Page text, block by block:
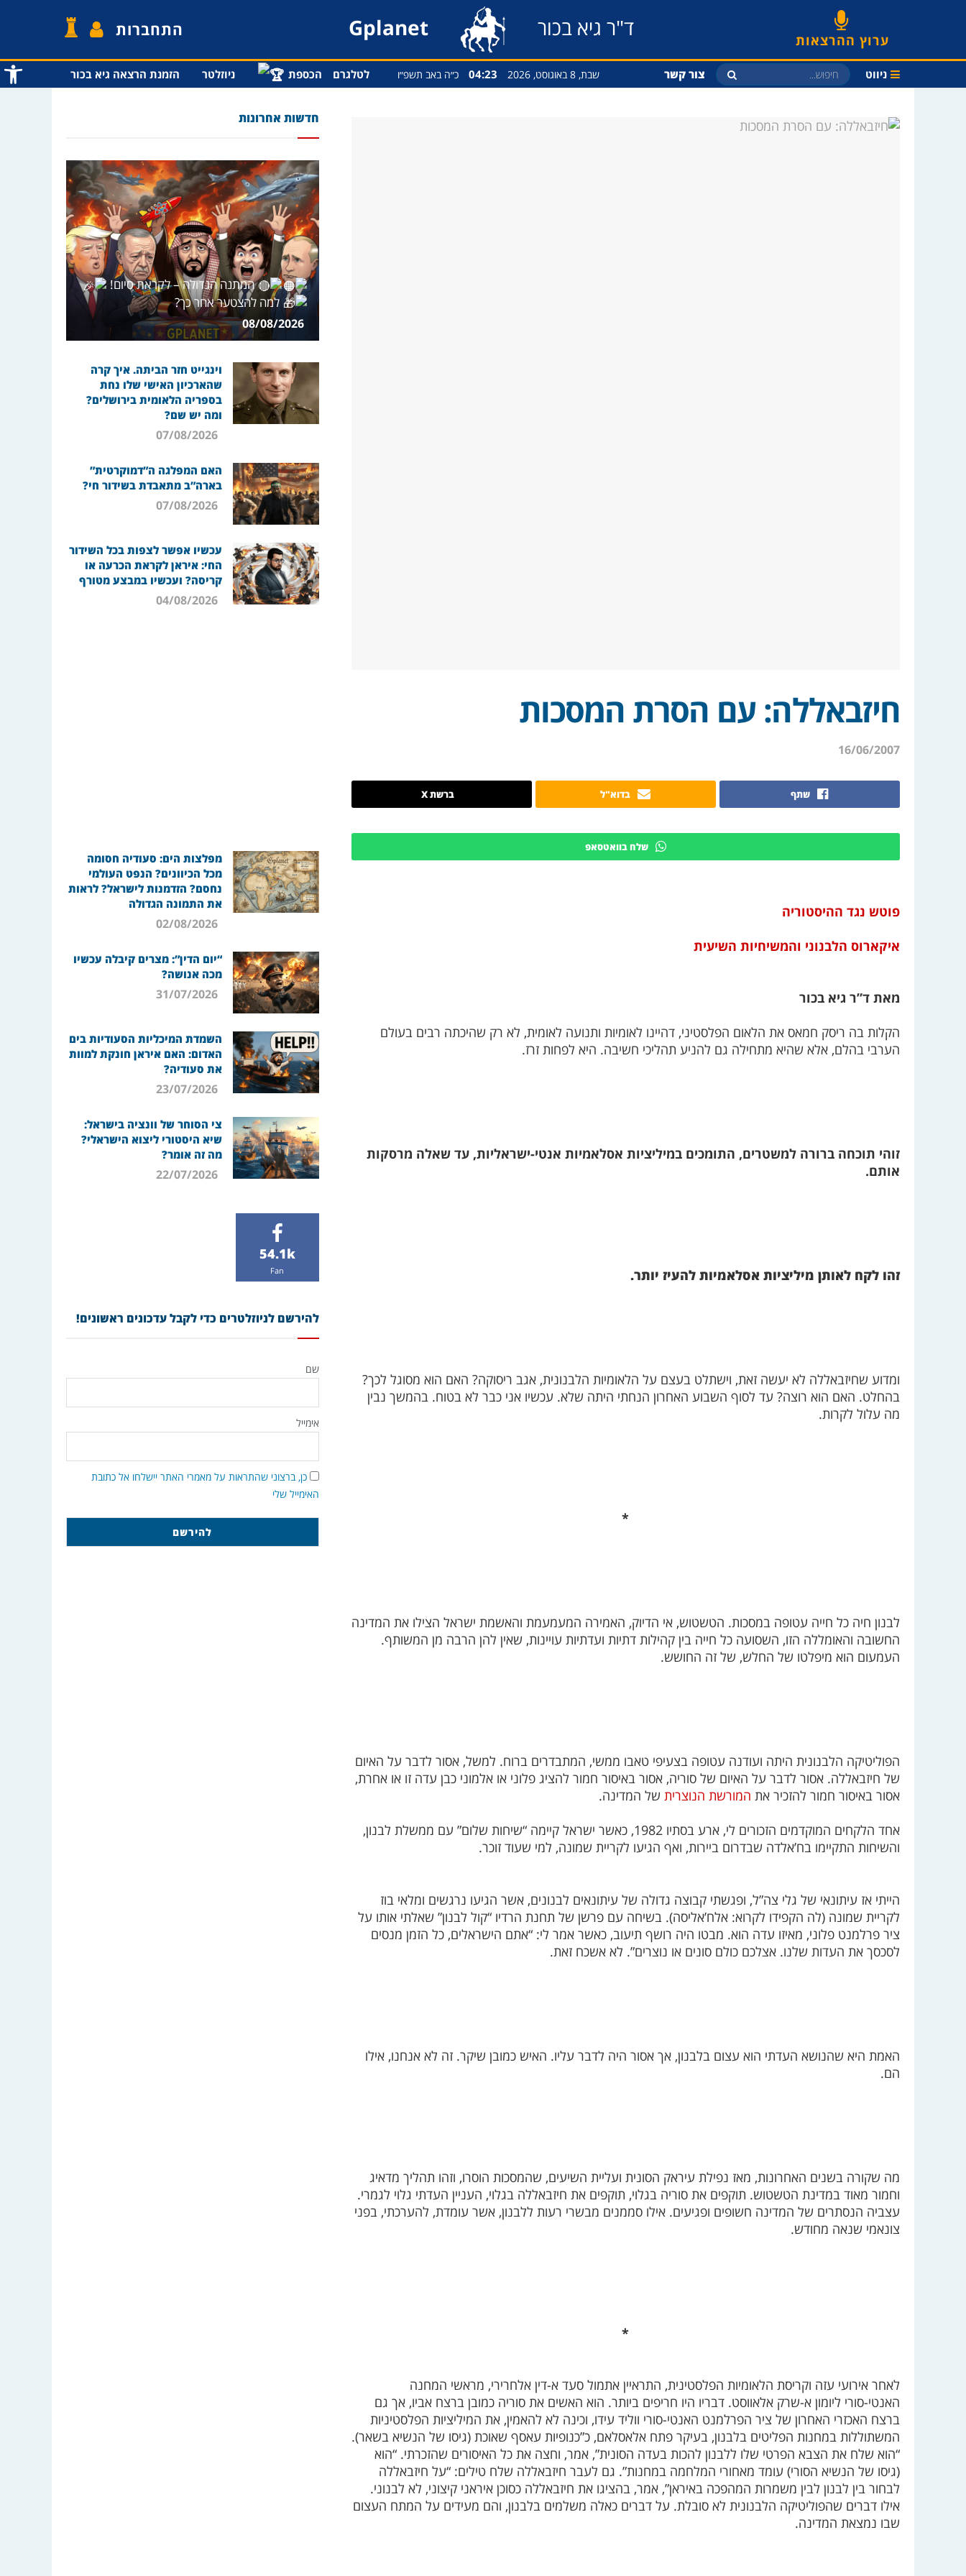
פתח
ערוץ ההרצאות ד"ר גיא בכור Gplanet התחברות
ניווט צור קשר שבת, 8 באוגוסט, 2026 04:23 כ״ה באב תשפ״ו לטלגרם הכספת ניוזלטר הזמנת הרצאה גיא בכור
חיזבאללה: עם הסרת המסכות
16/06/2007
שתף בדוא"ל ברשת X
שלח בוואטסאפ
פוטש נגד ההיסטוריה
איקארוס הלבנוני והמשיחיות השיעית
מאת ד”ר גיא בכור
הקלות בה ריסק חמאס את הלאום הפלסטיני, דהיינו לאומיות ותנועה לאומית, לא רק שהיכתה רבים בעולם
הערבי בהלם, אלא שהיא מתחילה גם להניע תהליכי חשיבה. היא לפחות זרז.
זוהי תוכחה ברורה למשטרים, התומכים במיליציות אסלאמיות אנטי-ישראליות, עד שאלה מרסקות
אותם.
זהו לקח לאותן מיליציות אסלאמיות להעיז יותר.
ומדוע שחיזבאללה לא יעשה זאת, וישתלט בעצם על הלאומיות הלבנונית, אגב ריסוקה? האם הוא מסוגל לכך?
בהחלט. האם הוא רוצה? עד לסוף השבוע האחרון הנחתי היתה שלא. עכשיו אני כבר לא בטוח. בהמשך נבין
מה עלול לקרות.
*
לבנון חיה כל חייה עטופה במסכות. הטשטוש, אי הדיוק, האמירה המעמעמת והאשמת ישראל הצילו את המדינה
החשובה והאומללה הזו, השסועה כל חייה בין קהילות דתיות ועדתיות עויינות, שאין להן הרבה מן המשותף.
העמעום הוא מיפלטו של החלש, של זה החושש.
הפוליטיקה הלבנונית היתה ועודנה עטופה בצעיפי טאבו ממשי, המתבדרים ברוח. למשל, אסור לדבר על האיום
של חיזבאללה. אסור לדבר על האיום של סוריה, אסור באיסור חמור להציג פלוני או אלמוני כבן עדה זו או אחרת,
אסור באיסור חמור להזכיר את המורשת הנוצרית של המדינה.
אחד הלקחים המוקדמים הזכורים לי, ארע בסתיו 1982, כאשר ישראל קיימה “שיחות שלום” עם ממשלת לבנון,
והשיחות התקיימו בח’אלדה שבדרום ביירות, ואף הגיעו לקריית שמונה, למי שעוד זוכר.
הייתי אז עיתונאי של גלי צה”ל, ופגשתי קבוצה גדולה של עיתונאים לבנונים, אשר הגיעו נרגשים ומלאי בוז
לקריית שמונה (לה הקפידו לקרוא: אלח’אליסה). בשיחה עם פרשן של תחנת הרדיו “קול לבנון” שאלתי אותו על
ציר פרלמנט פלוני, מאיזו עדה הוא. מבטו היה רושף תיעוב, כאשר אמר לי: “אתם הישראלים, כל הזמן מנסים
לסכסך את העדות שלנו. אצלכם כולם סונים או נוצרים”. לא אשכח זאת.
האמת היא שהנושא העדתי הוא עצום בלבנון, אך אסור היה לדבר עליו. האיש כמובן שיקר. זה לא אנחנו, אילו
הם.
מה שקורה בשנים האחרונות, מאז נפילת עיראק הסונית ועליית השיעים, שהמסכות הוסרו, וזהו תהליך מדאיג
וחמור מאוד במדינת הטשטוש. תוקפים את סוריה בגלוי, תוקפים את חיזבאללה בגלוי, העניין העדתי גלוי לגמרי.
עצביה הנסתרים של המדינה חשופים ופגיעים. אילו סממנים מבשרי רעות ללבנון, אשר עומדת, להערכתי, בפני
צונאמי שנאה מחודש.
*
לאחר אירועי עזה וקריסת הלאומיות הפלסטינית, התראיין אתמול סעד א-דין אלחרירי, מראשי המחנה
האנטי-סורי ליומון א-שרק אלאווסט. דבריו היו חריפים ביותר. הוא האשים את סוריה כמובן ברצח אביו, אך גם
ברצח האכזרי האחרון של ציר הפרלמנט האנטי-סורי ווליד עידו, וכינה לא להאמין, את המיליציות הפלסטיניות
המשתוללות במחנות הפליטים בלבנון, בעיקר פתח אלאסלאם, כ”כנופיות עאסף שאוכת (גיסו של הנשיא בשאר).
“הוא שלח את הצבא הפרטי שלו ללבנון להכות בעדה הסונית”, אמר, וחצה את כל האיסורים שהזכרתי. “הוא
(גיסו של הנשיא הסורי) עומד מאחורי המלחמה במחנות”. גם לעבר חיזבאללה שלח טילים: “על חיזבאללה
לבחור בין לבנון לבין משמרות המהפכה באיראן”, אמר, בהציגו את חיזבאללה כסוכן איראני קיצוני, לא לבנוני.
אילו דברים שהפוליטיקה הלבנונית לא סובלת. על דברים כאלה משלמים בלבנון, והם מעידים על המתח העצום
שבו נמצאת המדינה.
חדשות אחרונות
המתנה הגדולה – לקראת סיום!
למה להצטער אחר כך?
08/08/2026
וינגייט חזר הביתה. איך קרה
שהארכיון האישי שלו נחת
בספריה הלאומית בירושלים?
ומה יש שם?
07/08/2026
האם המפלגה ה”דמוקרטית”
בארה”ב מתאבדת בשידור חי?
07/08/2026
עכשיו אפשר לצפות בכל השידור
החי: איראן לקראת הכרעה או
קריסה? ועכשיו במבצע מטורף
04/08/2026
מפלצות הים: סעודיה חסומה
מכל הכיוונים? הנפט העולמי
נחסם? הזדמנות לישראל? לראות
את התמונה הגדולה
02/08/2026
“יום הדין”: מצרים קיבלה עכשיו
מכה אנושה?
31/07/2026
השמדת המיכליות הסעודיות בים
האדום: האם איראן חונקת למוות
את סעודיה?
23/07/2026
צי הסוחר של וונציה בישראל:
שיא היסטורי ליצוא הישראלי?
מה זה אומר?
22/07/2026
54.1k
Fan
להירשם לניוזלטרים כדי לקבל עדכונים ראשונים!
שם
אימייל
כן, ברצוני שהתראות על מאמרי האתר יישלחו אל כתובת
האימייל שלי